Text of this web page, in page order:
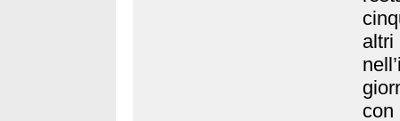
con